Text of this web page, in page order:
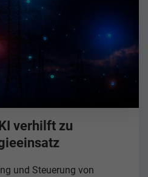
verhilft zu
und Steuerung von